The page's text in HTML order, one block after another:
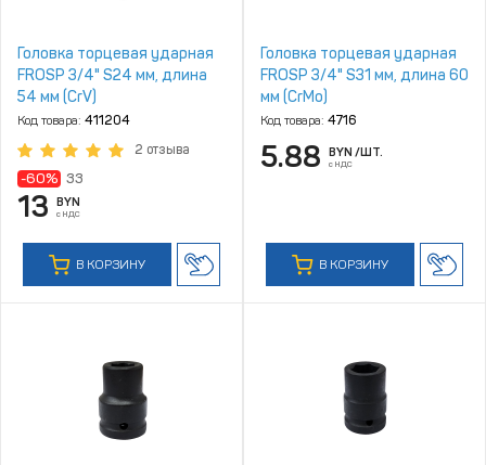
Головка торцевая ударная
FROSP 3/4" S24 мм, длина
54 мм (CrV)
Код товара: 411204
2 отзыва
-60% 33
13 BYN
с НДС
В КОРЗИНУ
Головка торцевая ударная
FROSP 3/4" S31 мм, длина 60
мм (CrMo)
Код товара: 4716
5.88 BYN /ШТ.
с НДС
В КОРЗИНУ